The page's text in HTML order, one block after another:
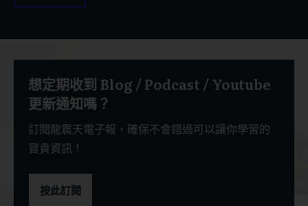
想定期收到 Blog / Podcast / Youtube
更新通知嗎？
訂閱龍震天電子報，確保不會錯過可以讓你學習的
寶貴資訊！
按此訂閱